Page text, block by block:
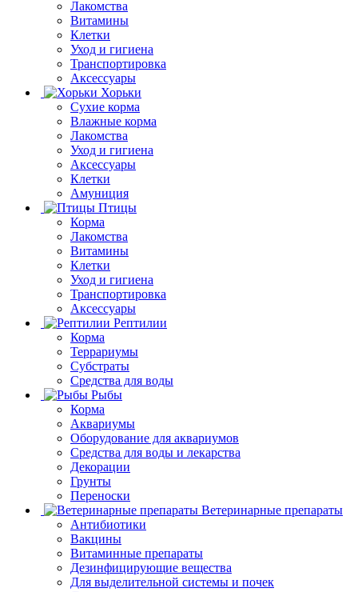
Лакомства
Витамины
Клетки
Уход и гигиена
Транспортировка
Аксессуары
Хорьки
Сухие корма
Влажные корма
Лакомства
Уход и гигиена
Аксессуары
Клетки
Амуниция
Птицы
Корма
Лакомства
Витамины
Клетки
Уход и гигиена
Транспортировка
Аксессуары
Рептилии
Корма
Террариумы
Субстраты
Средства для воды
Рыбы
Корма
Аквариумы
Оборудование для аквариумов
Средства для воды и лекарства
Декорации
Грунты
Переноски
Ветеринарные препараты
Антибиотики
Вакцины
Витаминные препараты
Дезинфицирующие вещества
Для выделительной системы и почек